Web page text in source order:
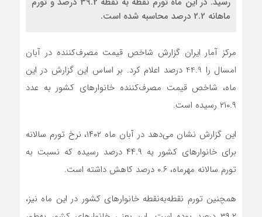
ماهانه 2.2 درصد محاسبه شده است.
مرکز آمار ایران گزارش شاخص قیمت مصرف‌کننده در آبان
امسال را 44.9 درصد اعلام کرد. بر اساس این گزارش در این
ماه، شاخص قیمت مصرف‌کننده خانوارهای کشور به عدد
۲۱۰.۹ رسیده است.
این گزارش نشان می‌دهد در آبان ماه ۱۴۰۲، نرخ تورم سالانه
برای خانوارهای کشور به ۴۴.۹ درصد رسیده که نسبت به
تورم سالانه مهرماه، ۰.۶ درصد کاهش داشته است.
همچنین تورم نقطه‌به‌نقطه خانوارهای کشور در این ماه نیز،